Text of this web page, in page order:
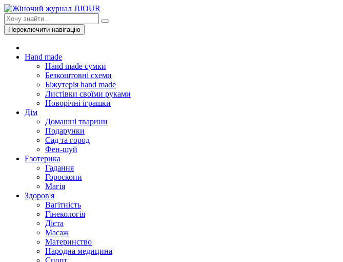
Переключити навігацію
Hand made
Hand made сумки
Безкоштовні схеми
Біжутерія hand made
Листівки своїми руками
Новорічні іграшки
Дім
Домашні тварини
Подарунки
Сад та город
Фен-шуй
Езотерика
Гадання
Гороскопи
Магія
Здоров'я
Вагітність
Гінекологія
Дієта
Масаж
Материнство
Народна медицина
Спорт